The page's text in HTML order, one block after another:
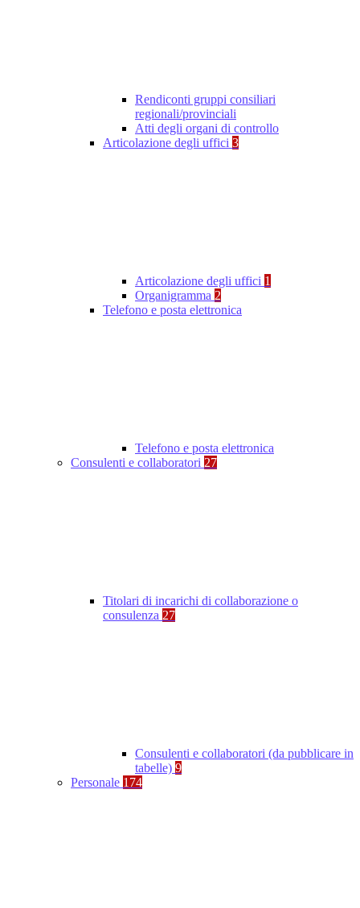
Rendiconti gruppi consiliari
regionali/provinciali
Atti degli organi di controllo
Articolazione degli uffici 3
Articolazione degli uffici 1
Organigramma 2
Telefono e posta elettronica
Telefono e posta elettronica
Consulenti e collaboratori 27
Titolari di incarichi di collaborazione o
consulenza 27
Consulenti e collaboratori (da pubblicare in
tabelle) 9
Personale 174